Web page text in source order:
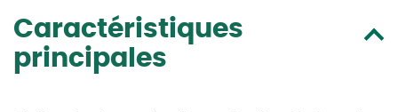
Caractéristiques
principales